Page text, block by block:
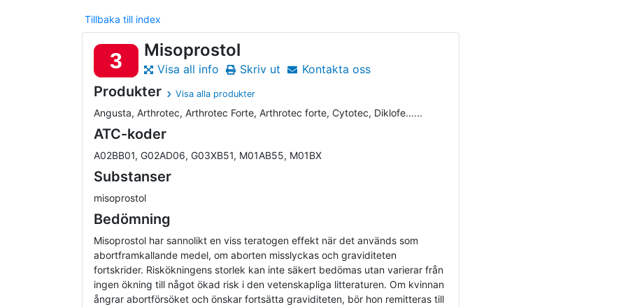
Tillbaka till index
3 Misoprostol
Visa all info Skriv ut Kontakta oss
Produkter Visa alla produkter
Angusta, Arthrotec, Arthrotec Forte, Arthrotec forte, Cytotec, Diklofe......
ATC-koder
A02BB01, G02AD06, G03XB51, M01AB55, M01BX
Substanser
misoprostol
Bedömning
Misoprostol har sannolikt en viss teratogen effekt när det används som
abortframkallande medel, om aborten misslyckas och graviditeten
fortskrider. Riskökningens storlek kan inte säkert bedömas utan varierar från
ingen ökning till något ökad risk i den vetenskapliga litteraturen. Om kvinnan
ångrar abortförsöket och önskar fortsätta graviditeten, bör hon remitteras till